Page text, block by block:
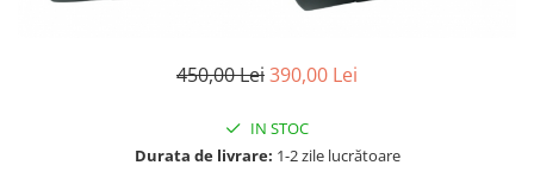
450,00 Lei390,00 Lei
IN STOC
Durata de livrare: 1-2 zile lucrătoare